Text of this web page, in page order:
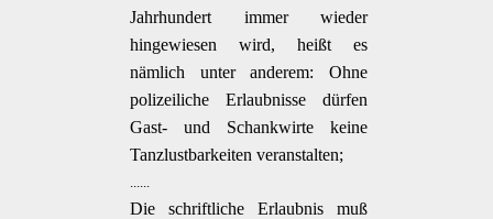
Jahrhundert immer wieder
hingewiesen wird, heißt es
nämlich unter anderem: Ohne
polizeiliche Erlaubnisse dürfen
Gast- und Schankwirte keine
Tanzlustbarkeiten veranstalten;
Die schriftliche Erlaubnis muß